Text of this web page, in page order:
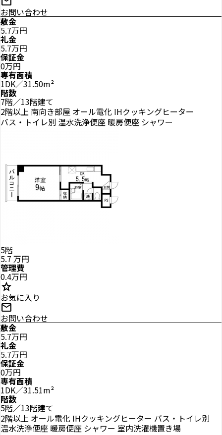
お問い合わせ
敷金
5.7万円
礼金
5.7万円
保証金
0万円
専有面積
1DK／31.50m²
階数
7階／13階建て
2階以上 南向き部屋 オール電化 IHクッキングヒーター
バス・トイレ別 温水洗浄便座 暖房便座 シャワー
5階
5.7 万円
管理費
0.4万円
star
お気に入り
mail
お問い合わせ
敷金
5.7万円
礼金
5.7万円
保証金
0万円
専有面積
1DK／31.51m²
階数
5階／13階建て
2階以上 オール電化 IHクッキングヒーター バス・トイレ別
温水洗浄便座 暖房便座 シャワー 室内洗濯機置き場